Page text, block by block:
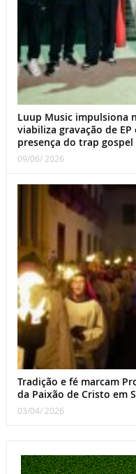
Luup Music impulsiona
viabiliza gravação de
presença do trap
09/06/ 2026
Tradição e fé marcam
da Paixão de Cristo em
03/04/ 2026